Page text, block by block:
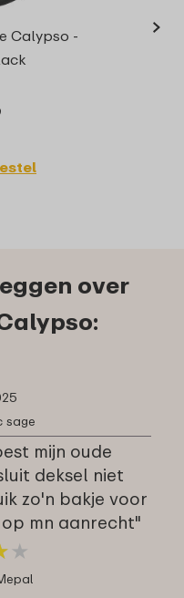
Calypso -
›
over
sage
mijn oude
deksel niet
zo'n bakje voor
mn aanrecht"
★
★